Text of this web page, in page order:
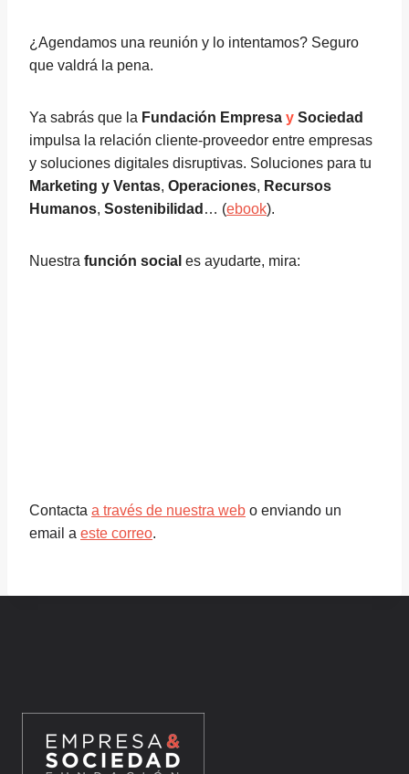
¿Agendamos una reunión y lo intentamos? Seguro
que valdrá la pena.
Ya sabrás que la Fundación Empresa y Sociedad
impulsa la relación cliente-proveedor entre empresas
y soluciones digitales disruptivas. Soluciones para tu
Marketing y Ventas, Operaciones, Recursos
Humanos, Sostenibilidad … (ebook).
Nuestra función social es ayudarte, mira:
Contacta a través de nuestra web o enviando un
email a este correo.